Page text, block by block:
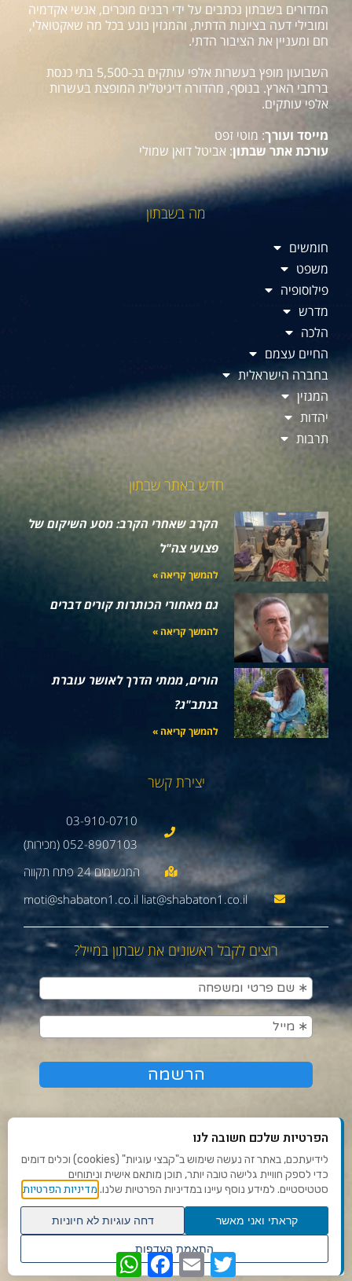
המדורים בשבתון נכתבים על ידי רבנים מוכרים, אנשי אקדמיה
ומובילי דעה בציונות הדתית, והמגזין נוגע בכל מה שאקטואלי,
חם ומעניין את הציבור הדתי.
השבועון מופץ בעשרות אלפי עותקים בכ-5,500 בתי כנסת
ברחבי הארץ. בנוסף, מהדורה דיגיטלית המופצת בעשרות
אלפי עותקים.
מייסד ועורך: מוטי זפט
עורכת אתר שבתון: אביטל דואן שמולי
מה בשבתון
חומשים
משפט
פילוסופיה
מדרש
הלכה
החיים עצמם
בחברה הישראלית
המגזין
יהדות
תרבות
חדש באתר שבתון
הקרב שאחרי הקרב: מסע השיקום של
פצועי צה"ל
להמשך קריאה »
גם מאחורי הכותרות קורים דברים
להמשך קריאה »
הורים, ממתי הדרך לאושר עוברת
בנתב"ג?
להמשך קריאה »
יצירת קשר
03-910-0710
052-8907103 (מכירות)
moti@shabaton1.co.il liat@shabaton1.co.il
רוצים לקבל ראשונים את שבתון במייל?
תנאי שימוש ומדיניות פרטיות
פנו אלינו
הצהרת נגישות
Ⓒ 2020 - כל הזכויות שמורות לשבתון WhatsAppFacebookEmailTwitter לראש
הפרטיות שלכם חשובה לנו
לידיעתכם, באתר זה נעשה שימוש ב"קבצי עוגיות" (cookies) וכלים דומים
כדי לספק חוויית גלישה טובה יותר, תוכן מותאם אישית וניתוחים
סטטיסטיים. למידע נוסף עיינו במדיניות הפרטיות שלנו. מדיניות הפרטיות
קראתי ואני מאשר
דחה עוגיות לא חיוניות
התאמת העדפות
שנו העדפות פרטיות